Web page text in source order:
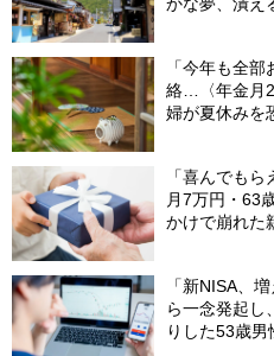
「今年も全
絡…〈年金月
婦が夏休みを
「喜んでも
月7万円・63
かけで崩れた
「新NISA、
ら一念発起し
りした53歳男